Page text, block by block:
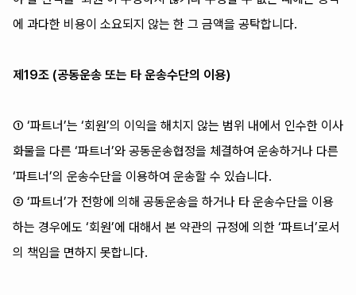
에 과다한 비용이 소요되지 않는 한 그 금액을 공탁합니다.
제19조 (공동운송 또는 타 운송수단의 이용)
① ‘파트너’는 ‘회원’의 이익을 해치지 않는 범위 내에서 인수한 이사
화물을 다른 ‘파트너’와 공동운송협정을 체결하여 운송하거나 다른
‘파트너’의 운송수단을 이용하여 운송할 수 있습니다.
② ‘파트너’가 전항에 의해 공동운송을 하거나 타 운송수단을 이용
하는 경우에도 ‘회원’에 대해서 본 약관의 규정에 의한 ‘파트너’로서
의 책임을 면하지 못합니다.